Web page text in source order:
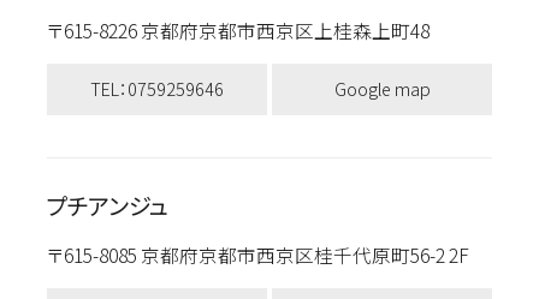
〒615-8226 京都府京都市西京区上桂森上町48
TEL：0759259646 Google map
プチアンジュ
〒615-8085 京都府京都市西京区桂千代原町56-2 2F